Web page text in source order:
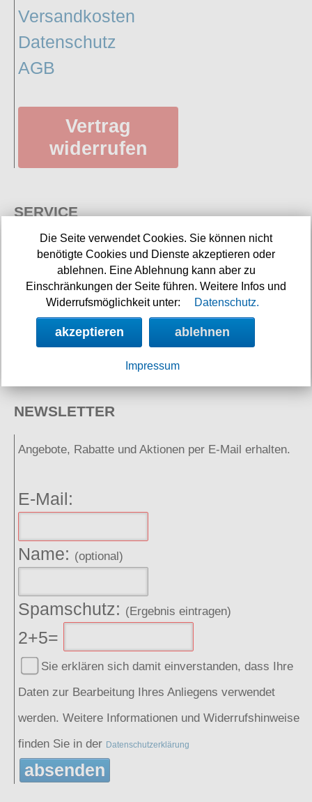
Versandkosten
Datenschutz
AGB
Vertrag
widerrufen
SERVICE
Neuigkeiten
NEWSLETTER
Angebote, Rabatte und Aktionen per E-Mail erhalten.
E-Mail:
Name: (optional)
Spamschutz: (Ergebnis eintragen)
2+5=
Sie erklären sich damit einverstanden, dass Ihre
Daten zur Bearbeitung Ihres Anliegens verwendet
werden. Weitere Informationen und Widerrufshinweise
finden Sie in der Datenschutzerklärung
absenden
Die Seite verwendet Cookies. Sie können nicht
benötigte Cookies und Dienste akzeptieren oder
ablehnen. Eine Ablehnung kann aber zu
Einschränkungen der Seite führen. Weitere Infos und
Widerrufsmöglichkeit unter:
Datenschutz.
akzeptieren ablehnen
Impressum